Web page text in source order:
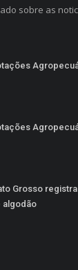
sobre as
Grosso
algodão